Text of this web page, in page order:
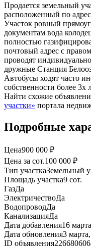
Продается земельный
расположенный по
Участок ровный
документам вода
полностью
почтовый адрес с
проводят
дружные Станция
Автобусы ходят часто
собственности более 3х
Найти схожие
участки» портала
Подробные
Цена900 000 ₽
Цена за сот.100 000 ₽
Тип участкаЗемельный
Площадь участка9 сот.
ГазДа
ЭлектричествоДа
ВодопроводДа
КанализацияДа
Дата добавления16
Дата обновления3
ID объявления